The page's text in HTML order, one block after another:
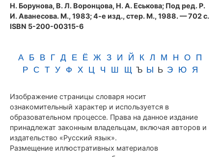
Н. Борунова, В. Л. Воронцова, Н. А. Еськова; Под ред. Р.
И. Аванесова. М., 1983; 4-е изд., стер. М., 1988. — 702 с.
ISBN 5-200-00315-6
А Б В Г Д Е Ё Ж З И Й К Л М Н О П
Р С Т У Ф Х Ц Ч Ш Щ Ъ Ы Ь Э Ю Я
Изображение страницы словаря носит
ознакомительный характер и используется в
образовательном процессе. Права на данное издание
принадлежат законным владельцам, включая авторов и
издательство «Русский язык».
Размещение иллюстративных материалов